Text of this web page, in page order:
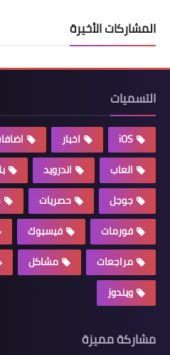
المشاركات الأخيرة
التسميات
iOS اخبار
العاب
اندرويد
جوجل
حصريات
فورمات
فيسبوك
مراجعات
مشاكل
ويندوز
مشاركة مميزة